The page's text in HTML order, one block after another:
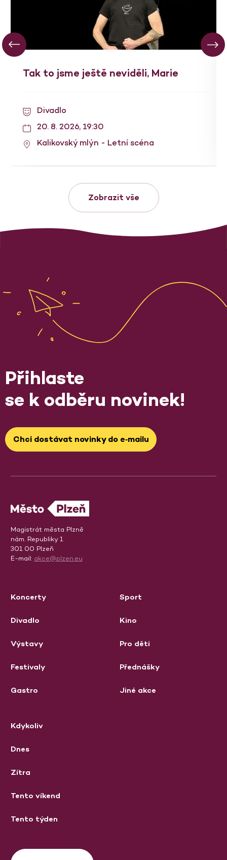
Tak to jsme ještě neviděli, Marie
Divadlo
20. 8. 2026, 19:30
Kalikovský mlýn - Letní scéna
Zobrazit vše
Přihlaste
se k odběru novinek!
Chci dostávat novinky do e‑mailu
Magistrát města Plzně
nám. Republiky 1
301 00 Plzeň
E-mail: akce@plzen.eu
Koncerty
Divadlo
Výstavy
Festivaly
Gastro
Sport
Kino
Pro děti
Přednášky
Jiné akce
Kdykoliv
Dnes
Zítra
Tento víkend
Tento týden